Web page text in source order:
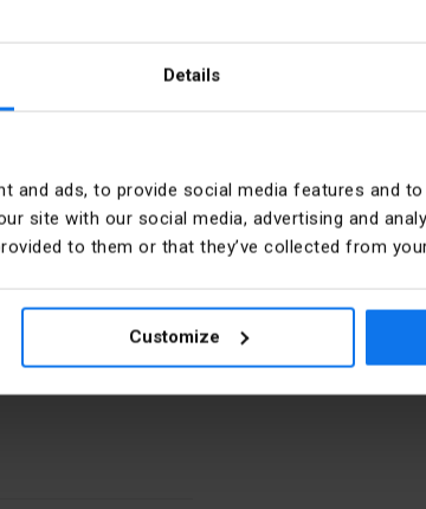
Details
and ads, to provide social media features and
site with our social media, advertising and
to them or that they’ve collected from
Customize
1 Spur
Farbe
Stücke in der
PKWIU